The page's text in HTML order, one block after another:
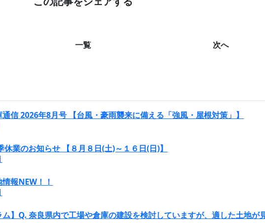
一覧 次へ
信 2026年8月号 【台風・豪雨襲来に備える「強風・屋根対策」】
休業のお知らせ 【８月８日(土)～１６日(日)】
報NEW！！
ム】Q. 奈良県内で工場や倉庫の建設を検討していますが、適した土地が